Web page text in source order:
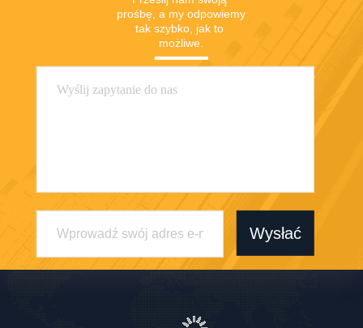
prośbę, a my odpowiemy
tak szybko, jak to
możliwe.
Wysłać